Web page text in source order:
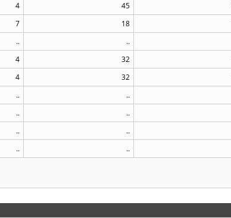
4 45
7 18
.. ..
4 32
4 32
.. ..
.. ..
.. ..
.. ..